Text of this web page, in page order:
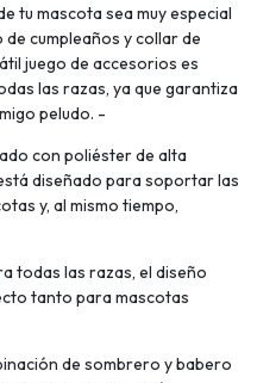
tu mascota sea muy especial
cumpleaños y collar de
juego de accesorios es
las razas, ya que garantiza
peludo. -
con poliéster de alta
diseñado para soportar las
y, al mismo tiempo,
todas las razas, el diseño
tanto para mascotas
de sombrero y babero